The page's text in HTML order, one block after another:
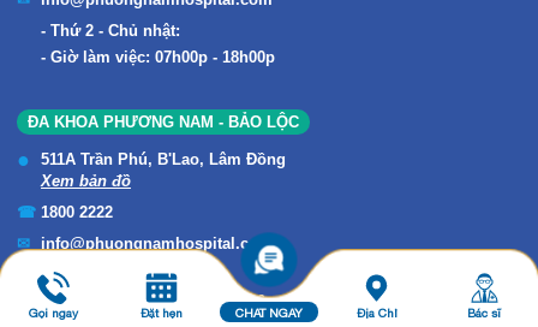
Thứ 2 - Chủ nhật:
Giờ làm việc: 07h00p - 18h00p
ĐA KHOA PHƯƠNG NAM - BẢO LỘC
511A Trần Phú, B'Lao, Lâm Đồng
Xem bản đồ
1800 2222
info@phuongnamhospital.com
Thứ 2 - Chủ nhật:
Giờ làm việc: 07h00p - 18h00p
Gọi ngay Đặt hẹn CHAT NGAY Địa Chỉ Bác sĩ